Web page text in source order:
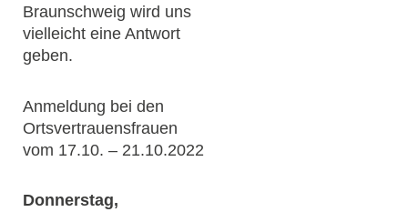
Braunschweig wird uns
vielleicht eine Antwort
geben.
Anmeldung bei den
Ortsvertrauensfrauen
vom 17.10. – 21.10.2022
Donnerstag,